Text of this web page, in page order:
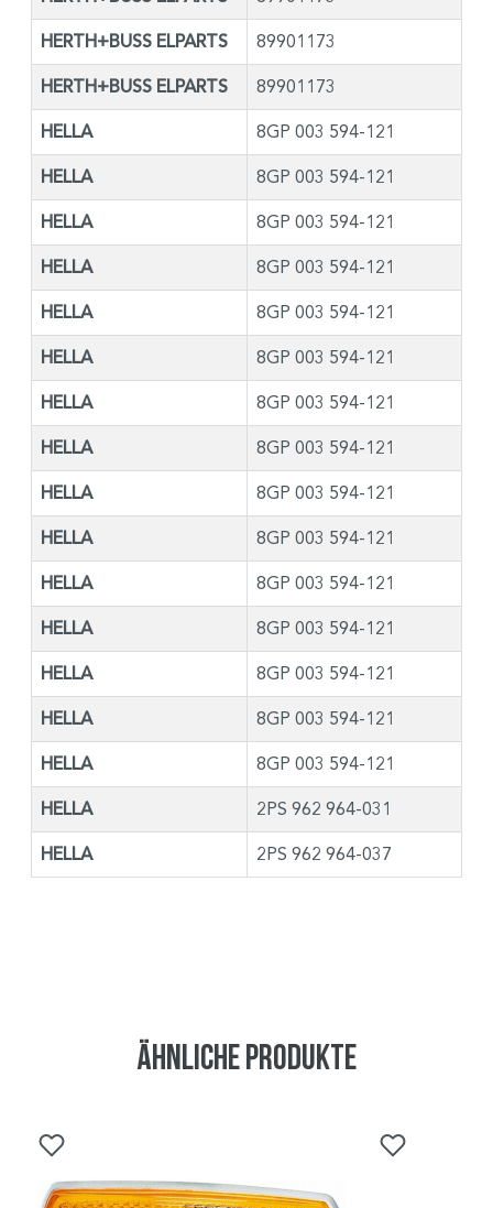
HERTH+BUSS ELPARTS 89901173
HERTH+BUSS ELPARTS 89901173
HELLA 8GP 003 594-121
HELLA 8GP 003 594-121
HELLA 8GP 003 594-121
HELLA 8GP 003 594-121
HELLA 8GP 003 594-121
HELLA 8GP 003 594-121
HELLA 8GP 003 594-121
HELLA 8GP 003 594-121
HELLA 8GP 003 594-121
HELLA 8GP 003 594-121
HELLA 8GP 003 594-121
HELLA 8GP 003 594-121
HELLA 8GP 003 594-121
HELLA 8GP 003 594-121
HELLA 8GP 003 594-121
HELLA 2PS 962 964-031
HELLA 2PS 962 964-037
Ähnliche Produkte